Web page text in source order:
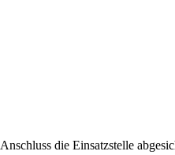
die Einsatzstelle